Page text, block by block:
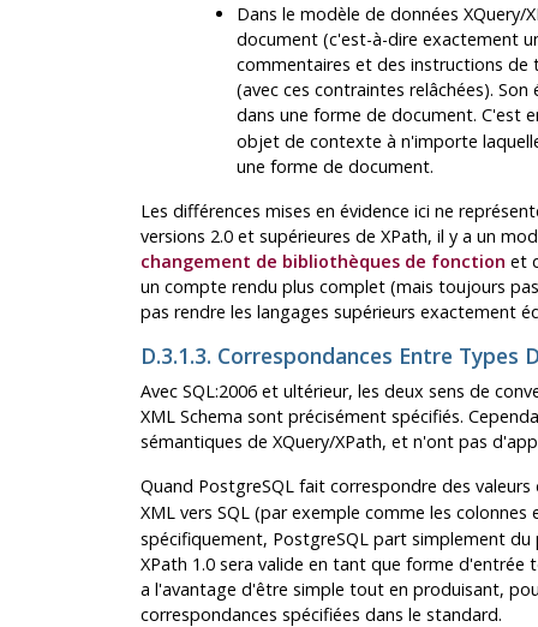
Dans le modèle de données XQuery/
document (c'est-à-dire exactement
commentaires et des instructions de
(avec ces contraintes relâchées).
dans une forme de document. C'est
objet de contexte à n'importe
une forme de document.
Les différences mises en évidence ici ne
versions 2.0 et supérieures de XPath, il y a un
changement de bibliothèques de fonction et
un compte rendu plus complet (mais toujours
pas rendre les langages supérieurs exactement
D.3.1.3. Correspondances Entre Types
Avec SQL:2006 et ultérieur, les deux sens de
XML Schema sont précisément spécifiés.
sémantiques de XQuery/XPath, et n'ont pas
Quand PostgreSQLfait correspondre des valeurs
XML vers SQL (par exemple comme les
spécifiquement, PostgreSQLpart simplement du
XPath 1.0 sera valide en tant que forme
a l'avantage d'être simple tout en produisant,
correspondances spécifiées dans le standard.